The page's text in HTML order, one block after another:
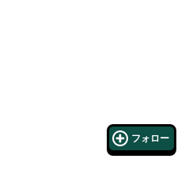
フォロー